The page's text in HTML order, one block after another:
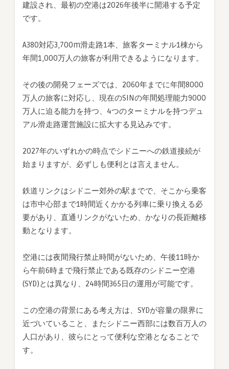
建設され、最初の空港は2026年後半に開港する予定
です。
A380対応3,700m滑走路1本、旅客ターミナル1棟から
年間1,000万人の旅客が利用できるようになります。
その後の開発フェーズでは、2060年までに年間8000
万人の旅客に対応し、現在のSINの年間処理能力9000
万人に迫る能力を持つ、4つのターミナルを持つデュ
アル滑走路運営施設に拡大する見込みです。
2027年のいずれかの時点でシドニーへの鉄道接続が
始まりますが、必ずしも便利とは言えません。
鉄道リンクはシドニー郊外の駅までで、そこから乗客
は市中心部まで1時間近くかかる列車に乗り換える必
要があり、直通リンクがないため、かなりの長距離移
動となります。
空港には夜間飛行禁止時間がないため、午後11時か
ら午前6時まで飛行禁止である既存のシドニー空港
(SYD)とは異なり、24時間365日の運用が可能です。
この空港の背景にある考え方は、SYDが容量の限界に
近づいていること、またシドニー西部には数百万人の
人口があり、彼らにとって便利な空港となることで
す。